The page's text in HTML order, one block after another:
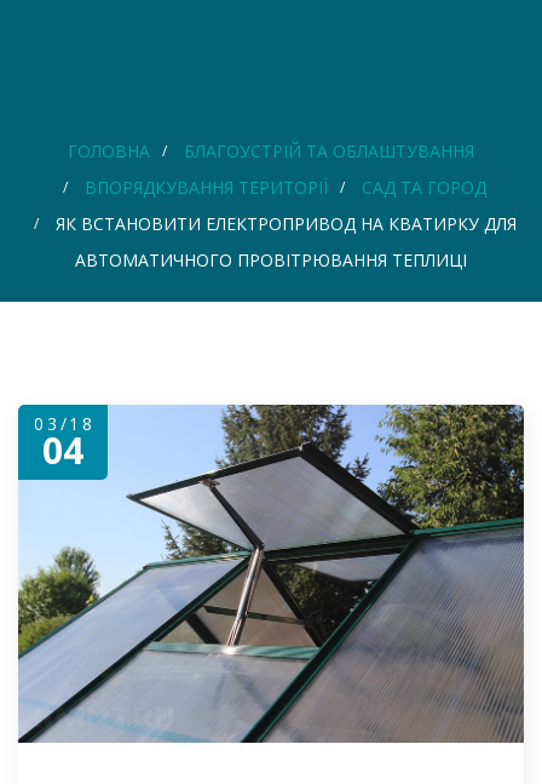
ГОЛОВНА
БЛАГОУСТРІЙ ТА ОБЛАШТУВАННЯ
ВПОРЯДКУВАННЯ ТЕРИТОРІЇ
САД ТА ГОРОД
ЯК ВСТАНОВИТИ ЕЛЕКТРОПРИВОД НА КВАТИРКУ ДЛЯ
АВТОМАТИЧНОГО ПРОВІТРЮВАННЯ ТЕПЛИЦІ
03/18
04